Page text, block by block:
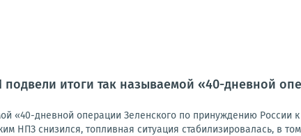
итоги так называемой «40-дневной
«40-дневной операции Зеленского по принуждению России
НПЗ снизился, топливная ситуация стабилизировалась, в